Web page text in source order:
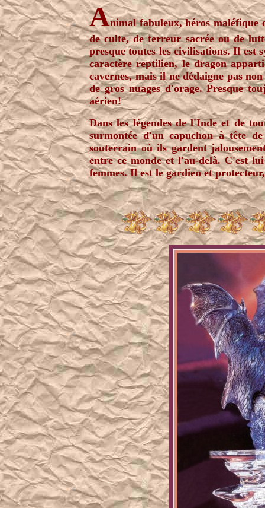
Animal fabuleux, héros maléfique
de culte, de terreur sacrée ou de
presque toutesles civilisations. Il est
caractère reptilien, le dragon
cavernes, mais il ne dédaigne pas
de gros nuages d'orage. Presque
aérien!
Dans les légendes de l'Inde et de
surmontée d'un capuchon à tête
souterrain où ils gardent
entre ce monde et l'au-delà. C'est
femmes. Il est le gardien et